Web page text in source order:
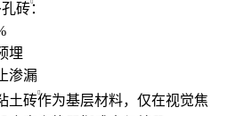
砖：
埋
渗漏
土砖作为基层材料，仅在视觉焦